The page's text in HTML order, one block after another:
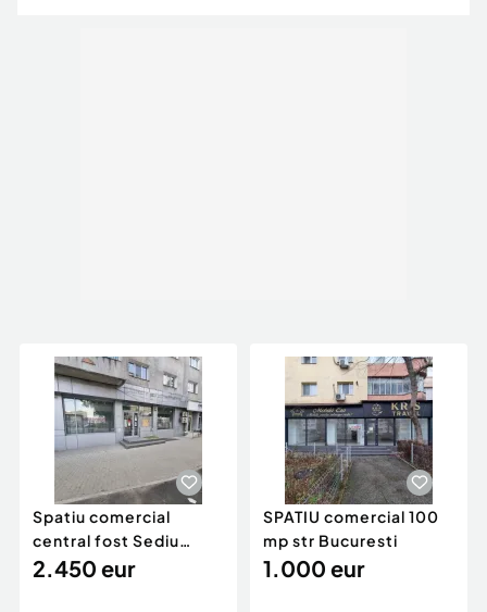
Spatiu comercial
central fost Sediu
Banca Alphabank
2.450 eur
SPATIU comercial 100
mp str Bucuresti
1.000 eur